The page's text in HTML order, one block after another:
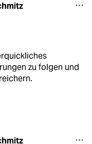
zu folgen und